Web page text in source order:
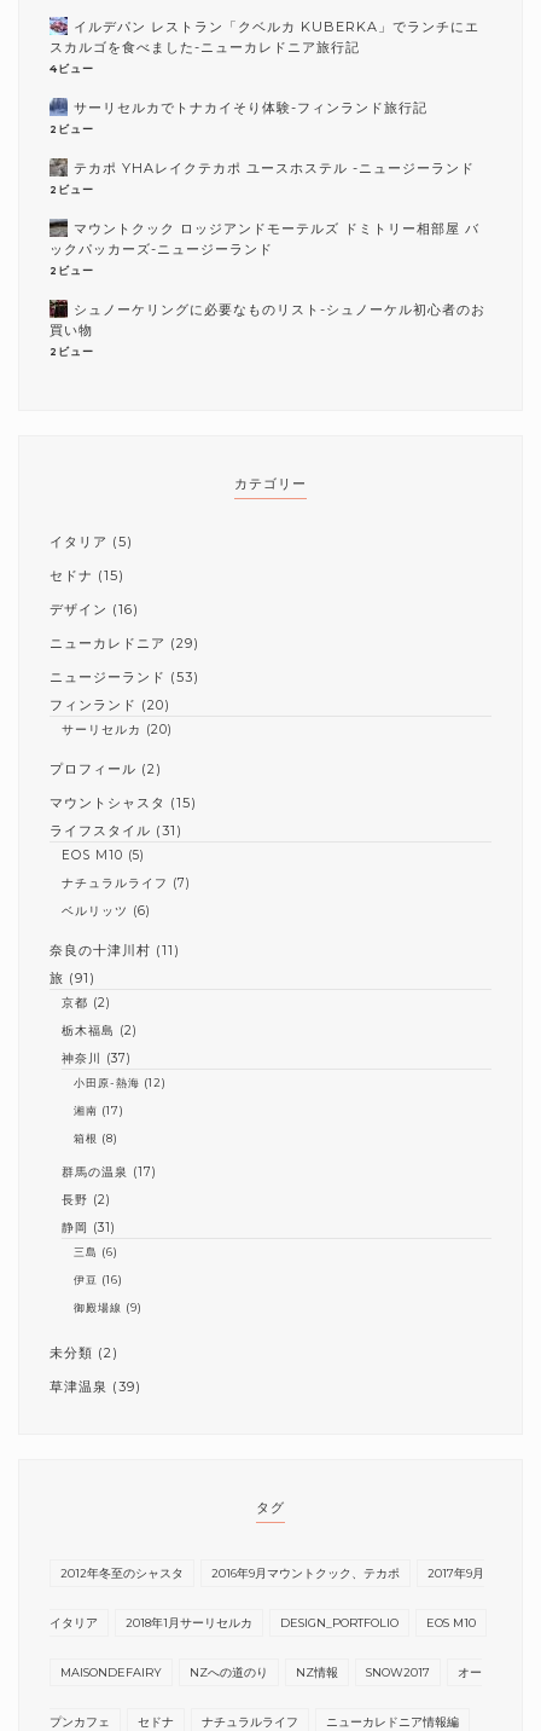
イルデパン レストラン「クベルカ KUBERKA」でランチにエ
スカルゴを食べました-ニューカレドニア旅行記
4ビュー
サーリセルカでトナカイそり体験-フィンランド旅行記
2ビュー
テカポ YHAレイクテカポ ユースホステル -ニュージーランド
2ビュー
マウントクック ロッジアンドモーテルズ ドミトリー相部屋 バ
ックパッカーズ-ニュージーランド
2ビュー
シュノーケリングに必要なものリスト-シュノーケル初心者のお
買い物
2ビュー
カテゴリー
イタリア (5)
セドナ (15)
デザイン (16)
ニューカレドニア (29)
ニュージーランド (53)
フィンランド (20)
サーリセルカ (20)
プロフィール (2)
マウントシャスタ (15)
ライフスタイル (31)
EOS M10 (5)
ナチュラルライフ (7)
ベルリッツ (6)
奈良の十津川村 (11)
旅 (91)
京都 (2)
栃木福島 (2)
神奈川
(37)
小田原-熱海 (12)
湘南 (17)
箱根 (8)
群馬の温泉 (17)
長野 (2)
静岡
(31)
三島 (6)
伊豆 (16)
御殿場線 (9)
未分類 (2)
草津温泉 (39)
タグ
2012年冬至のシャスタ 2016年9月マウントクック、テカポ 2017年9月
イタリア 2018年1月サーリセルカ DESIGN_PORTFOLIO EOS M10
MAISONDEFAIRY NZへの道のり NZ情報 SNOW2017 オー
プンカフェ セドナ ナチュラルライフ ニューカレドニア情報編